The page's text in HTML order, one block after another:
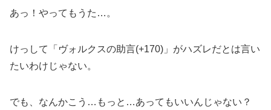
あっ！やってもうた…。
けっして「ヴォルクスの助言(+170)」がハズレだとは言い
たいわけじゃない。
でも、なんかこう…もっと…あってもいいんじゃない？